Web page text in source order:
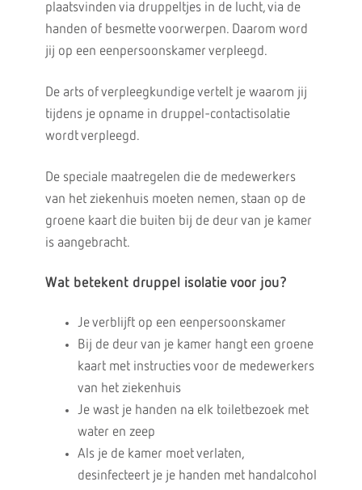
plaatsvinden via druppeltjes in de lucht, via de
handen of besmette voorwerpen. Daarom word
jij op een eenpersoonskamer verpleegd.
De arts of verpleegkundige vertelt je waarom jij
tijdens je opname in druppel-contactisolatie
wordt verpleegd.
De speciale maatregelen die de medewerkers
van het ziekenhuis moeten nemen, staan op de
groene kaart die buiten bij de deur van je kamer
is aangebracht.
Wat betekent druppel isolatie voor jou?
Je verblijft op een eenpersoonskamer
Bij de deur van je kamer hangt een groene
kaart met instructies voor de medewerkers
van het ziekenhuis
Je wast je handen na elk toiletbezoek met
water en zeep
Als je de kamer moet verlaten,
desinfecteert je je handen met handalcohol